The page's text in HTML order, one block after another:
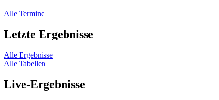
Alle Termine
Letzte Ergebnisse
Alle Ergebnisse
Alle Tabellen
Live-Ergebnisse